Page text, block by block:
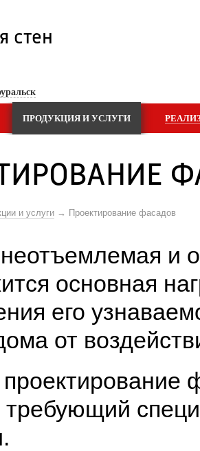
стен
ПРОДУКЦИЯ И УСЛУГИ
и услуги Проектирование фасадов
и
основная
его
от
требующий